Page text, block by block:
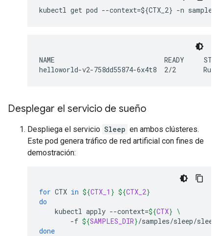
kubectl get pod --context=${CTX_2} -n sample
NAME                            READY     STATUS
helloworld-v2-758dd55874-6x4t8  2/2
Desplegar el servicio de sueño
Despliega el servicio Sleep en ambos clústeres.
Este pod genera tráfico de red artificial con fines de
demostración:
for CTX in ${CTX_1 } ${CTX_2}
do
kubectl apply --context=${CTX} \
-f ${SAMPLES_DIR}/samples/sleep/
done